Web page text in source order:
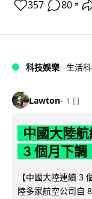
357 80 ↗
科技娛樂 生活
Lawton 1 日
中國大陸
3 個月下調
【中國大陸連續 3
陸多家航空公司自